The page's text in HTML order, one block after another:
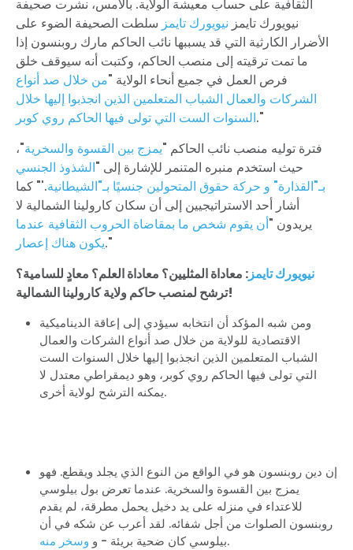
الثقافية على حساب معيشة الولاية. بالأمس، نشرت صحيفة
نيويورك تايمز نيويورك تايمز سلطت الصحيفة الضوء على
الأضرار الكارثية التي قد يسببها نائب الحاكم مارك روبنسون إذا
ما تمت ترقيته إلى منصب الحاكم، وكتبت أنه سيوقف خلق
فرص العمل في جميع أنحاء الولاية "من خلال صد أنواع
الشركات والعمال الشباب المتعلمين الذين انجذبوا إليها خلال
السنوات الست التي تولى فيها الحاكم روي كوبر."
فترة توليه منصب نائب الحاكم "يمزج بين القسوة والسخرية"،
حيث استخدم منبره المتنمر للإشارة إلى "الشذوذ الجنسي
بـ"القذارة" و حركة حقوق المتحولين جنسيًا بـ"الشيطانية.'" كما
أشار أحد الاستراتيجيين إلى أن سكان كارولينا الشمالية لا
يريدون "أن يقوم شخص ما بمقاضاة الحروب الثقافية عندما
يكون هناك إعصار."
نيويورك تايمز: معاداة المثليين؟ معاداة العلم؟ معادٍ للسامية؟
ترشح لمنصب حاكم ولاية كارولينا الشمالية!
ومن شبه المؤكد أن انتخابه سيؤدي إلى إعاقة الديناميكية
الاقتصادية للولاية من خلال صد أنواع الشركات والعمال
الشباب المتعلمين الذين انجذبوا إليها خلال السنوات الست
التي تولى فيها الحاكم روي كوبر، وهو ديمقراطي معتدل لا
يمكنه الترشح لولاية أخرى.
إن دين روبنسون هو في الواقع من النوع الذي يجلد ويقطع. فهو
يمزج بين القسوة والسخرية. عندما تعرض بول بيلوسي
للاعتداء في منزله على يد دخيل يحمل مطرقة، لم يقدم
روبنسون الصلوات من أجل شفائه. لقد أعرب عن شكه في أن
بيلوسي كان ضحية بريئة - و وسخر منه .